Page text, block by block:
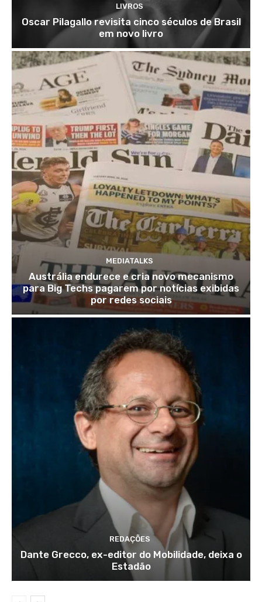
LIVROS
Oscar Pilagallo revisita cinco séculos de Brasil
em novo livro
MEDIATALKS
Austrália endurece e cria novo mecanismo
para Big Techs pagarem por notícias exibidas
por redes sociais
REDAÇÕES
Dante Grecco, ex-editor do Mobilidade, deixa o
Estadão